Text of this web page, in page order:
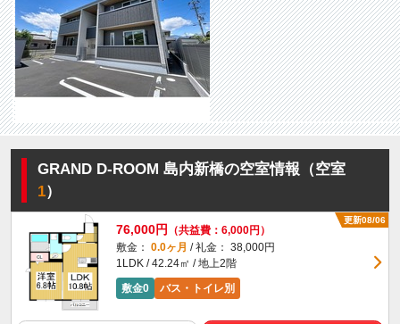
GRAND D-ROOM 島内新橋の空室情報（空室
1）
更新08/06
76,000円
（共益費：6,000円）
敷金： 0.0ヶ月 / 礼金： 38,000円
1LDK / 42.24㎡ / 地上2階
敷金0
バス・トイレ別